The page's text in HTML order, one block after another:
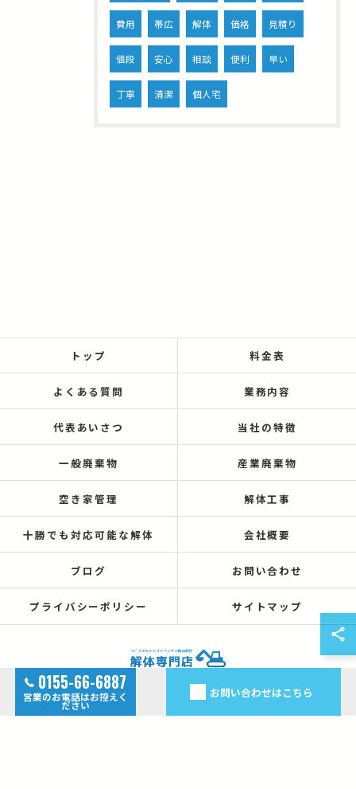
費用 帯広 解体 価格 見積り
値段 安心 相談 便利 早い
丁寧 清潔 個人宅
0155-66-6887
営業のお電話はお控えく
ださい
お問い合わせはこちら
トップ 料金表
よくある質問 業務内容
代表あいさつ 当社の特徴
一般廃棄物 産業廃棄物
空き家管理 解体工事
十勝でも対応可能な解体 会社概要
ブログ お問い合わせ
プライバシーポリシー サイトマップ
© 2026 北海道帯広の解体なら解体専門店 ALL RIGHTS RESERVED.